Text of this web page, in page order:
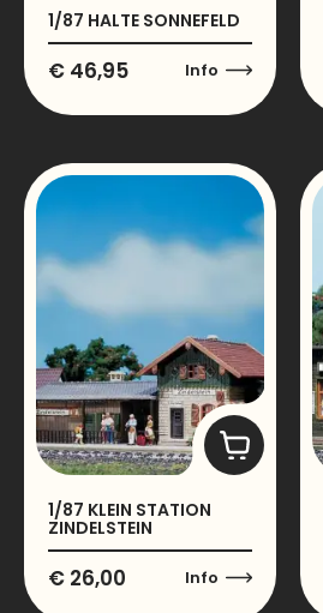
1/87 HALTE SONNEFELD
€ 46,95 Info
1/87 KLEIN STATION
ZINDELSTEIN
€ 26,00 Info